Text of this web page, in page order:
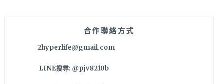
合作聯絡方式
2hyperlife@gmail.com
LINE搜尋: @pjv8210b